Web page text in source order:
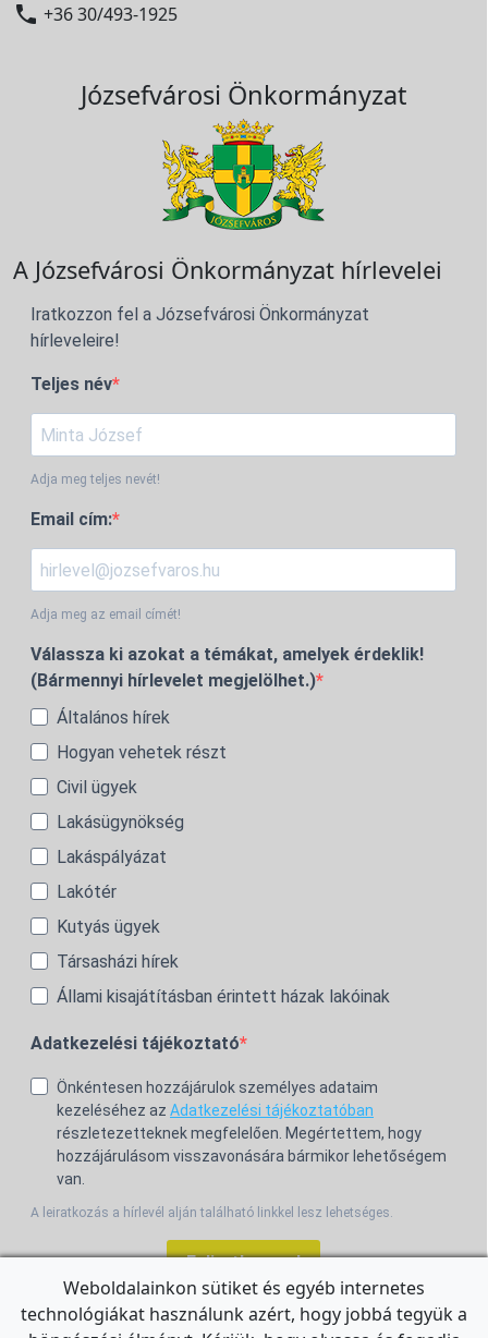
 +36 30/493-1925
Józsefvárosi Önkormányzat
A Józsefvárosi Önkormányzat hírlevelei
Iratkozzon fel a Józsefvárosi Önkormányzat
hírleveleire!
Teljes név
Adja meg teljes nevét!
Email cím:
Adja meg az email címét!
Válassza ki azokat a témákat, amelyek érdeklik!
(Bármennyi hírlevelet megjelölhet.)
Általános hírek
Hogyan vehetek részt
Civil ügyek
Lakásügynökség
Lakáspályázat
Lakótér
Kutyás ügyek
Társasházi hírek
Állami kisajátításban érintett házak lakóinak
Adatkezelési tájékoztató
Önkéntesen hozzájárulok személyes adataim
kezeléséhez az Adatkezelési tájékoztatóban
részletezetteknek megfelelően. Megértettem, hogy
hozzájárulásom visszavonására bármikor lehetőségem
van.
A leiratkozás a hírlevél alján található linkkel lesz lehetséges.
Feliratkozom!
Weboldalainkon sütiket és egyéb internetes
technológiákat használunk azért, hogy jobbá tegyük a